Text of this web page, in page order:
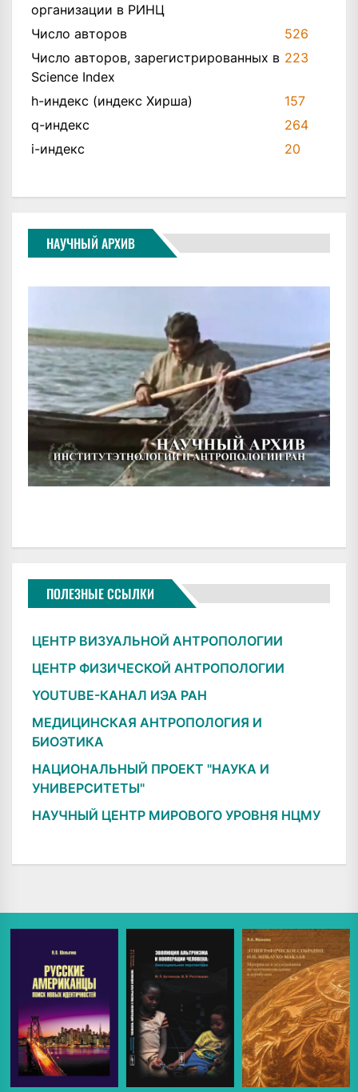
организации в РИНЦ
Число авторов
526
Число авторов, зарегистрированных в
Science Index
223
h-индекс (индекс Хирша)
157
q-индекс
264
i-индекс
20
НАУЧНЫЙ АРХИВ
ПОЛЕЗНЫЕ ССЫЛКИ
ЦЕНТР ВИЗУАЛЬНОЙ АНТРОПОЛОГИИ
ЦЕНТР ФИЗИЧЕСКОЙ АНТРОПОЛОГИИ
YOUTUBE-КАНАЛ ИЭА РАН
МЕДИЦИНСКАЯ АНТРОПОЛОГИЯ И
БИОЭТИКА
НАЦИОНАЛЬНЫЙ ПРОЕКТ "НАУКА И
УНИВЕРСИТЕТЫ"
НАУЧНЫЙ ЦЕНТР МИРОВОГО УРОВНЯ НЦМУ